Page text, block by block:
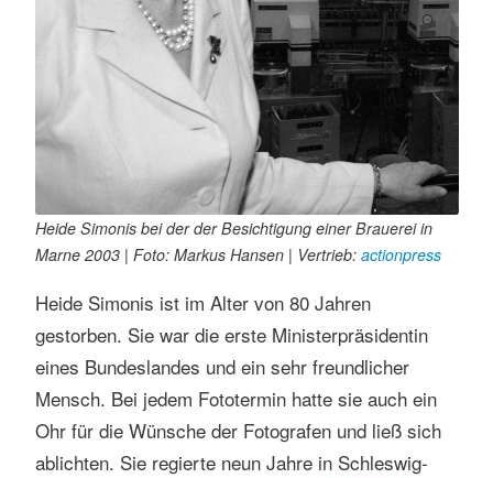
Heide Simonis bei der der Besichtigung einer Brauerei in
Marne 2003 | Foto: Markus Hansen | Vertrieb: actionpress
Heide Simonis ist im Alter von 80 Jahren
gestorben. Sie war die erste Ministerpräsidentin
eines Bundeslandes und ein sehr freundlicher
Mensch. Bei jedem Fototermin hatte sie auch ein
Ohr für die Wünsche der Fotografen und ließ sich
ablichten. Sie regierte neun Jahre in Schleswig-
s
e
n